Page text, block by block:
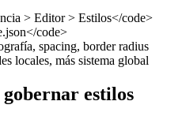
> Editor > Estilos</code>
code>
spacing, border radius
locales, más sistema global
estilos